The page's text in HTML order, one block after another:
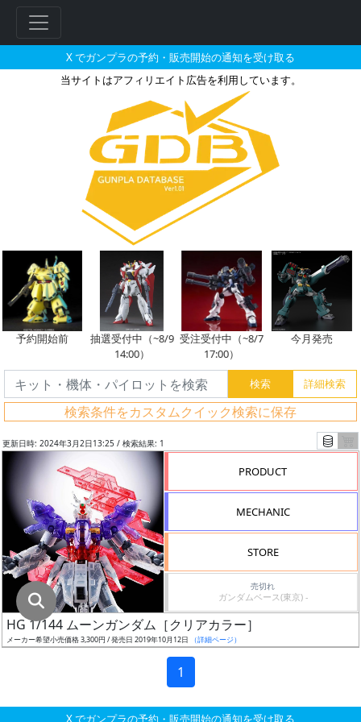
X でガンプラの予約・販売開始の通知を受け取る
当サイトはアフィリエイト広告を利用しています。
HG 1/144 ムーンガンダム［クリ
予約開始前
抽選受付中（~8/9
14:00）
受注受付中（~8/7
17:00）
今月発売
検索条件をカスタムクイック検索に保存
ー
索
グ
レ
ス
ル
成
形
更新日時: 2024年3月2日13:25 / 検索結果: 1
PRODUCT
MECHANIC
STORE
売切れ
ガンダムベース(東京) -
HG 1/144 ムーンガンダム［クリアカラー］
メーカー希望小売価格 3,300円 / 発売日 2019年10月12日 （詳細ページ）
1
X でガンプラの予約・販売開始の通知を受け取る